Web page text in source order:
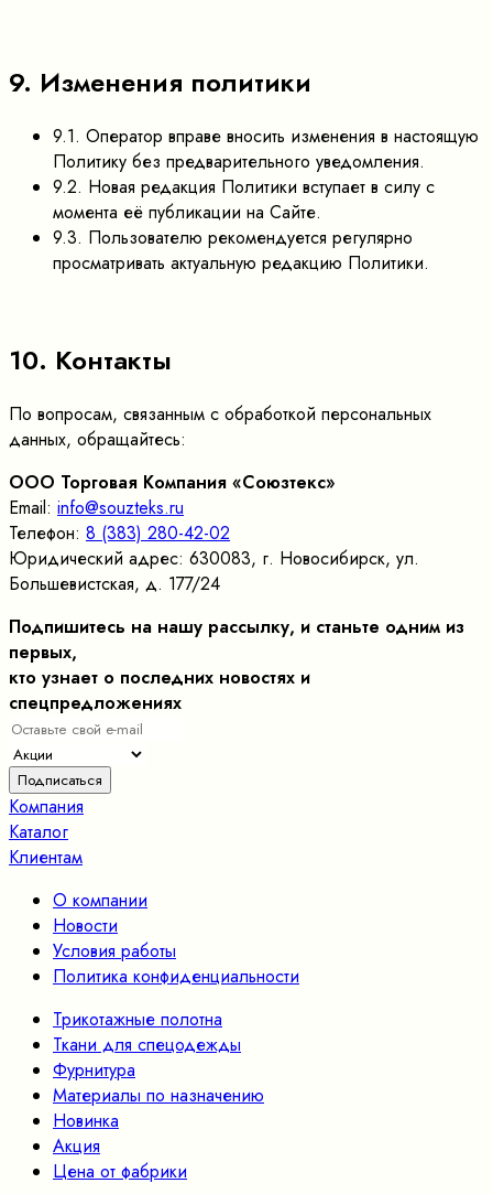
9. Изменения политики
9.1. Оператор вправе вносить изменения в настоящую
Политику без предварительного уведомления.
9.2. Новая редакция Политики вступает в силу с
момента её публикации на Сайте.
9.3. Пользователю рекомендуется регулярно
просматривать актуальную редакцию Политики.
10. Контакты
По вопросам, связанным с обработкой персональных
данных, обращайтесь:
ООО Торговая Компания «Союзтекс»
Email: info@souzteks.ru
Телефон: 8 (383) 280-42-02
Юридический адрес: 630083, г. Новосибирск, ул.
Большевистская, д. 177/24
Подпишитесь на нашу рассылку, и станьте одним из
первых,
кто узнает о последних новостях и
спецпредложениях
Компания
Каталог
Клиентам
О компании
Новости
Условия работы
Политика конфиденциальности
Трикотажные полотна
Ткани для спецодежды
Фурнитура
Материалы по назначению
Новинка
Акция
Цена от фабрики